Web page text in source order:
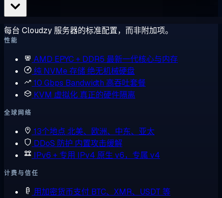
每台 Cloudzy 服务器的标准配置，而非附加项。
性能
AMD EPYC + DDR5 最新一代核心与内存
纯 NVMe 存储绝无机械硬盘
10 Gbps Bandwidth 高吞吐套餐
KVM 虚拟化 真正的硬件隔离
全球网络
13个地点 北美、欧洲、中东、亚太
DDoS 防护 内置攻击缓解
IPv6 + 专用 IPv4 原生 v6，专属 v4
计费与信任
用加密货币支付 BTC、XMR、USDT 等